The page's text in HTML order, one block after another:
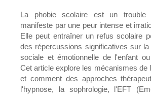
La phobie scolaire est un trouble
manifeste par une peur intense et
Elle peut entraîner un refus scolaire
des répercussions significatives sur
sociale et émotionnelle de l'enfant
Cet article explore les mécanismes de
et comment des approches
l'hypnose, la sophrologie, l'EFT